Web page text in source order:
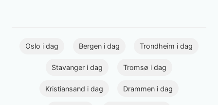
Oslo i dag Bergen i dag Trondheim i dag
Stavanger i dag Tromsø i dag
Kristiansand i dag Drammen i dag